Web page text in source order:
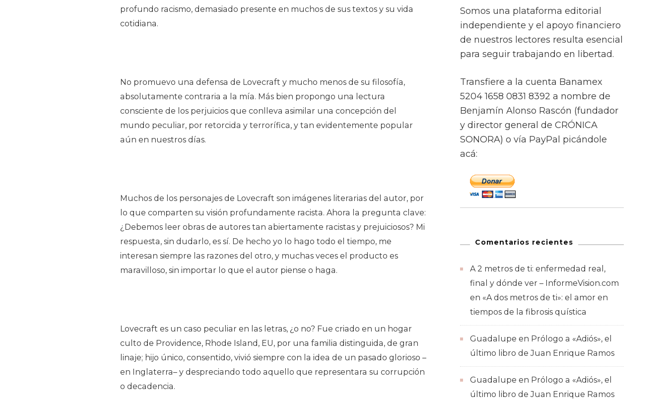
profundo racismo, demasiado presente en muchos de sus textos y su vida
cotidiana.
No promuevo una defensa de Lovecraft y mucho menos de su filosofía,
absolutamente contraria a la mía. Más bien propongo una lectura
consciente de los perjuicios que conlleva asimilar una concepción del
mundo peculiar, por retorcida y terrorífica, y tan evidentemente popular
aún en nuestros días.
Muchos de los personajes de Lovecraft son imágenes literarias del autor, por
lo que comparten su visión profundamente racista. Ahora la pregunta clave:
¿Debemos leer obras de autores tan abiertamente racistas y prejuiciosos? Mi
respuesta, sin dudarlo, es sí. De hecho yo lo hago todo el tiempo, me
interesan siempre las razones del otro, y muchas veces el producto es
maravilloso, sin importar lo que el autor piense o haga.
Lovecraft es un caso peculiar en las letras, ¿o no? Fue criado en un hogar
culto de Providence, Rhode Island, EU, por una familia distinguida, de gran
linaje; hijo único, consentido, vivió siempre con la idea de un pasado glorioso –
en Inglaterra– y despreciando todo aquello que representara su corrupción
o decadencia.
Somos una plataforma editorial
independiente y el apoyo financiero
de nuestros lectores resulta esencial
para seguir trabajando en libertad.
Transfiere a la cuenta Banamex
5204 1658 0831 8392 a nombre de
Benjamín Alonso Rascón (fundador
y director general de CRÓNICA
SONORA) o vía PayPal picándole
acá:
Comentarios recientes
A 2 metros de ti: enfermedad real,
final y dónde ver – InformeVision.com
en «A dos metros de ti»: el amor en
tiempos de la fibrosis quística
Guadalupe en Prólogo a «Adiós», el
último libro de Juan Enrique Ramos
Guadalupe en Prólogo a «Adiós», el
último libro de Juan Enrique Ramos